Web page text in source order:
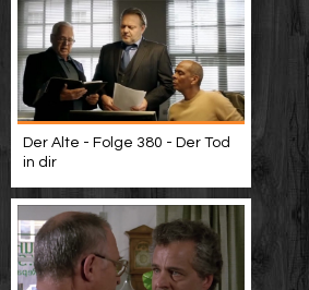
Der Alte - Folge 380 - Der Tod
in dir